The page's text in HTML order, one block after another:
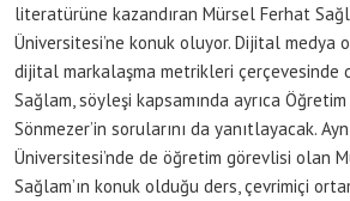
literatürüne kazandıran Mürsel Ferhat
Üniversitesi’ne konuk oluyor. Dijital medya
dijital markalaşma metrikleri çerçevesinde
Sağlam, söyleşi kapsamında ayrıca
Sönmezer’in sorularını da yanıtlayacak.
Üniversitesi’nde de öğretim görevlisi olan
Sağlam’ın konuk olduğu ders, çevrimiçi